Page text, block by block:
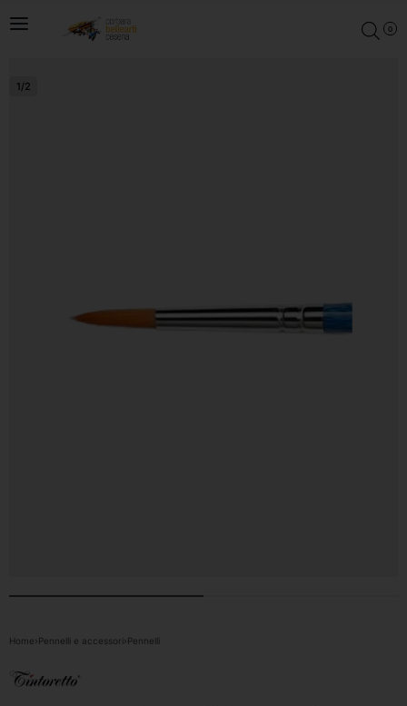
0
1/2
Home›Pennelli e accessori›Pennelli